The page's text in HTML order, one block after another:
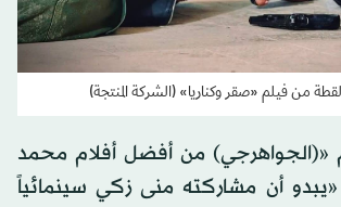
«(الجواهرجي) من أفضل أفلام محمد